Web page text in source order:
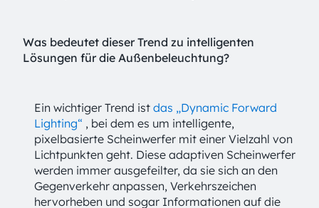
Was bedeutet dieser Trend zu intelligenten
Lösungen für die Außenbeleuchtung?
Ein wichtiger Trend ist das „Dynamic Forward
Lighting“ , bei dem es um intelligente,
pixelbasierte Scheinwerfer mit einer Vielzahl von
Lichtpunkten geht. Diese adaptiven Scheinwerfer
werden immer ausgefeilter, da sie sich an den
Gegenverkehr anpassen, Verkehrszeichen
hervorheben und sogar Informationen auf die